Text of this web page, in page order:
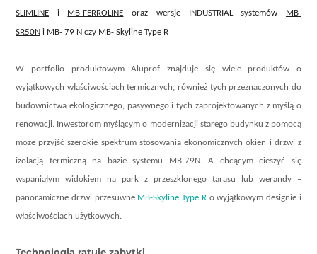
SLIMLINE i MB-FERROLINE oraz wersje INDUSTRIAL systemów MB-
SR50N i MB- 79 N czy MB- Skyline Type R
W portfolio produktowym Aluprof znajduje się wiele produktów o
wyjątkowych właściwościach termicznych, również tych przeznaczonych do
budownictwa ekologicznego, pasywnego i tych zaprojektowanych z myślą o
renowacji. Inwestorom myślącym o modernizacji starego budynku z pomocą
może przyjść szerokie spektrum stosowania ekonomicznych okien i drzwi z
izolacją termiczną na bazie systemu MB-79N. A chcącym cieszyć się
wspaniałym widokiem na park z przeszklonego tarasu lub werandy –
panoramiczne drzwi przesuwne MB-Skyline Type Ro wyjątkowym designie i
właściwościach użytkowych.